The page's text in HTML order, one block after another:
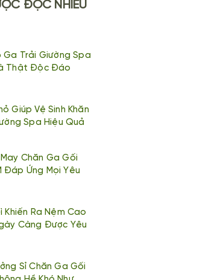
ĐỌC NHIỀU
Ga Trải Giường Spa
Thật Độc Đáo
Giúp Vệ Sinh Khăn
Spa Hiệu Quả
Chăn Ga Gối
Đáp Ứng Mọi Yêu
Khiến Ra Nệm Cao
Càng Được Yêu
Sỉ Chăn Ga Gối